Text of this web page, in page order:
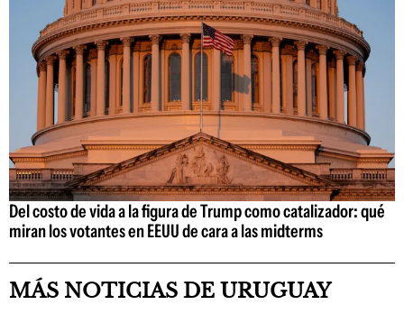
Del costo de vida a la figura de Trump como catalizador: qué
miran los votantes en EEUU de cara a las midterms
MÁS NOTICIAS DE URUGUAY